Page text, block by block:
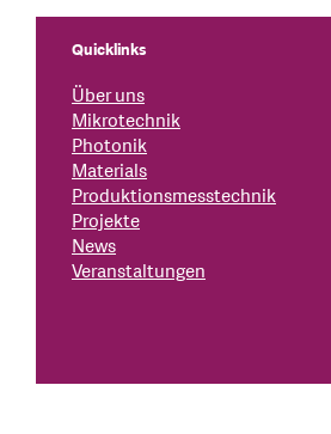
Quicklinks
Über uns
Mikrotechnik
Photonik
Materials
Produktionsmesstechnik
Projekte
News
Veranstaltungen